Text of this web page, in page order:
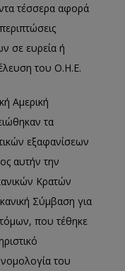
τέσσερα αφορά
σε ευρεία ή
του Ο.Η.Ε.
Αμερική
τα
εξαφανίσεων
αυτήν την
Κρατών
Σύμβαση για
που τέθηκε
του